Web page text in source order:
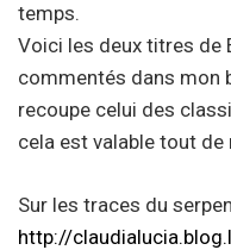
temps.
Voici les deux titres de
commentés dans mon
recoupe celui des
cela est valable tout de
Sur les traces du
http://